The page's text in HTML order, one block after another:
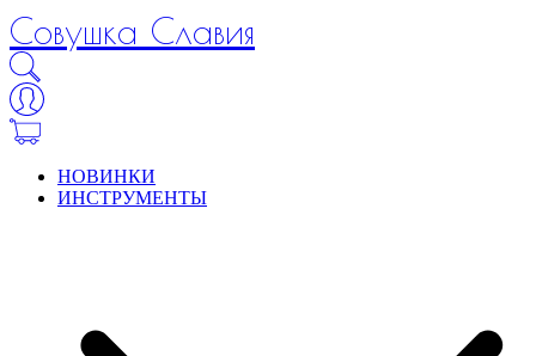
Совушка Славия
НОВИНКИ
ИНСТРУМЕНТЫ